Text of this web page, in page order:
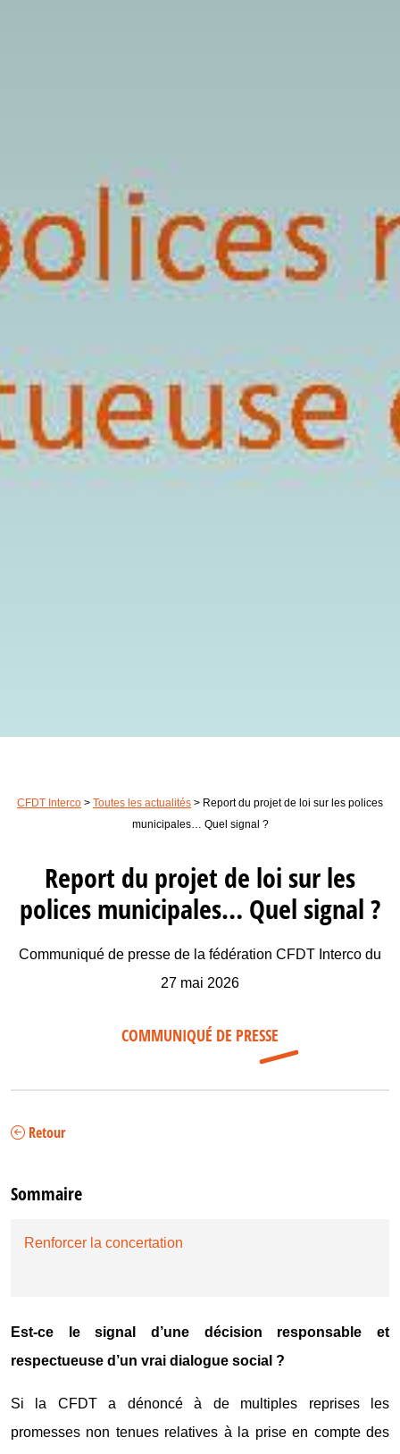
CFDT Interco > Toutes les actualités > Report du projet de loi sur les polices
municipales… Quel signal ?
Report du projet de loi sur les
polices municipales… Quel signal ?
Communiqué de presse de la fédération CFDT Interco du
27 mai 2026
COMMUNIQUÉ DE PRESSE
Retour
Sommaire
Renforcer la concertation
Est-ce le signal d’une décision responsable et
respectueuse d’un vrai dialogue social ?
Si la CFDT a dénoncé à de multiples reprises les
promesses non tenues relatives à la prise en compte des